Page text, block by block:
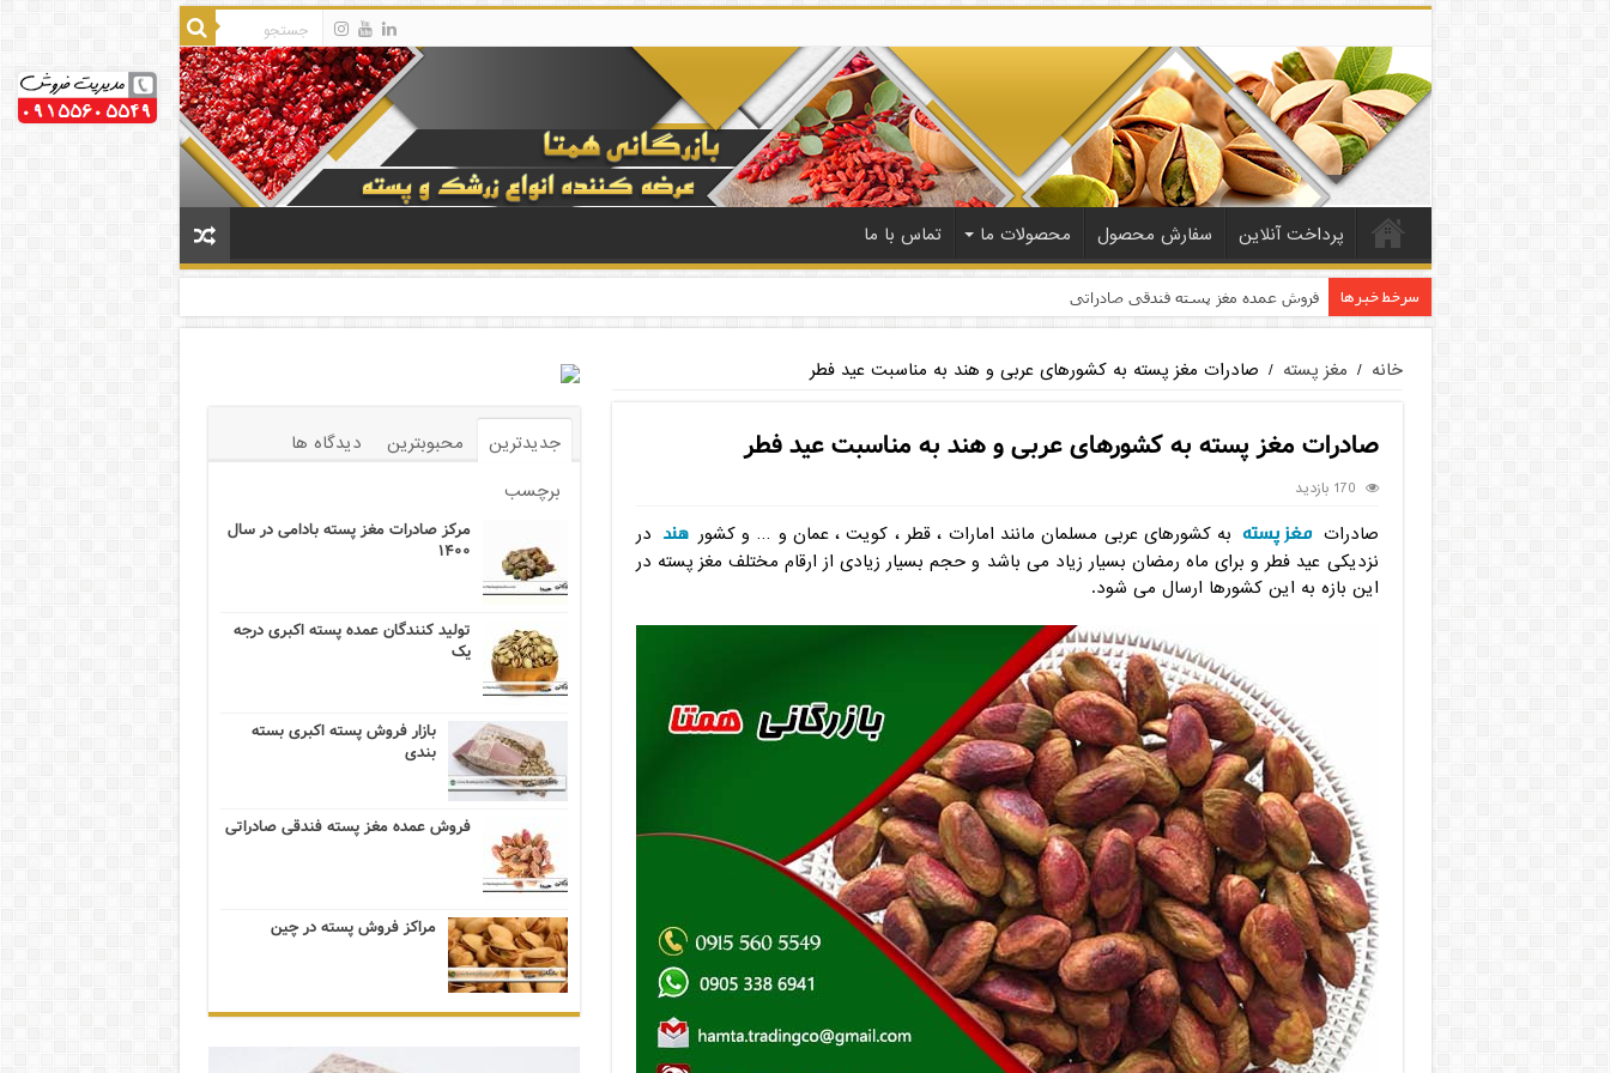
پرداخت آنلاین سفارش محصول محصولات ما تماس با ما
سرخط خبرها مراکز فروش پسته در
خانه / مغز پسته / صادرات مغز پسته به کشورهای عربی و هند به مناسبت عید فطر
صادرات مغز پسته به کشورهای عربی و هند به مناسبت عید فطر
170 بازدید
صادرات مغز پسته به کشورهای عربی مسلمان مانند امارات ، قطر ، کویت ، عمان و … و کشور هند در
نزدیکی عید فطر و برای ماه رمضان بسیار زیاد می باشد و حجم بسیار زیادی از ارقام مختلف مغز پسته در
این بازه به این کشورها ارسال می شود.
جدیدترین محبوبترین
دیدگاه ها
برچسب
مرکز صادرات مغز پسته بادامی در سال
۱۴۰۰
تولید کنندگان عمده پسته اکبری درجه
یک
بازار فروش پسته اکبری بسته
بندی
فروش عمده مغز پسته فندقی صادراتی
مراکز فروش پسته در چین